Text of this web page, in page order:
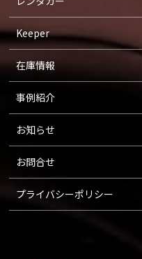
個人情報の正確性及び
ティに万全の対策を講じ
ご本人の照会
お客さまがご本人の個
をご希望される場合に
法令、規範の遵守と
Keeper
在庫情報
事例紹介
お知らせ
お問合せ
プライバシーポリシー